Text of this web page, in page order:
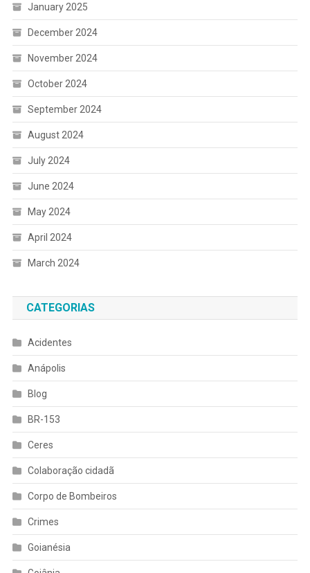
January 2025
December 2024
November 2024
October 2024
September 2024
August 2024
July 2024
June 2024
May 2024
April 2024
March 2024
CATEGORIAS
Acidentes
Anápolis
Blog
BR-153
Ceres
Colaboração cidadã
Corpo de Bombeiros
Crimes
Goianésia